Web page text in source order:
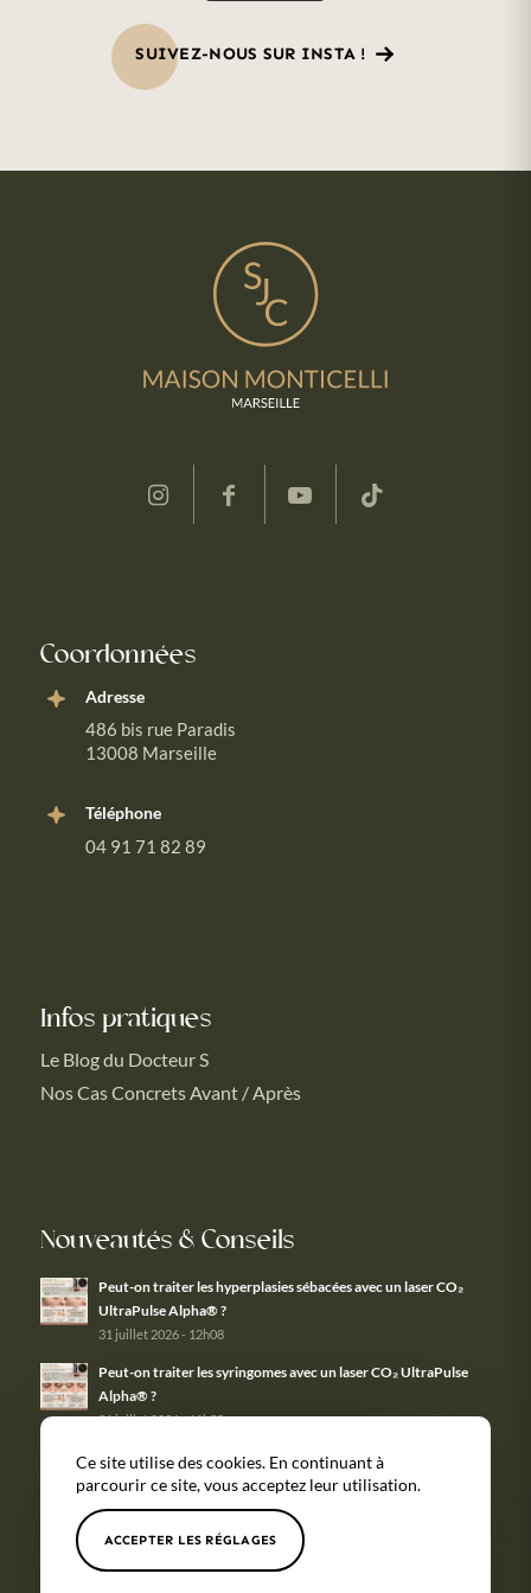
SUIVEZ-NOUS SUR INSTA !
Coordonnées
Adresse
486 bis rue Paradis
13008 Marseille
Téléphone
04 91 71 82 89
Infos pratiques
Le Blog du Docteur S
Nos Cas Concrets Avant / Après
Nouveautés & Conseils
Peut-on traiter les hyperplasies sébacées avec un laser CO₂
UltraPulse Alpha® ?
31 juillet 2026 - 12h08
Peut-on traiter les syringomes avec un laser CO₂ UltraPulse
Alpha® ?
31 juillet 2026 - 11h58
Tous nos
soins
Mentions
légales
Ce site utilise des cookies. En continuant à
parcourir ce site, vous acceptez leur utilisation.
ACCEPTER LES RÉGLAGES